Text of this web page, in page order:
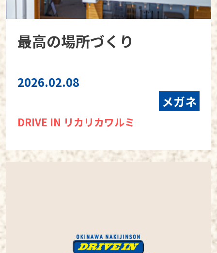
最高の場所づくり
2026.02.08
メガネ
DRIVE IN リカリカワルミ